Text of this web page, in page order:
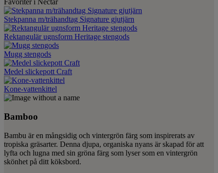
Favoriter i Nectar
Stekpanna m/trähandtag Signature gjutjärn
Rektangulär ugnsform Heritage stengods
Mugg stengods
Medel slickepott Craft
Kone-vattenkittel
Bamboo
Bambu är en mångsidig och vintergrön färg som inspirerats av
tropiska gräsarter. Denna djupa, organiska nyans är skapad för att
lyfta och lugna med sin gröna färg som lyser som en vintergrön
skönhet på ditt köksbord.